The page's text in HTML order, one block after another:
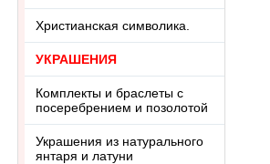
Христианская символика.
УКРАШЕНИЯ
Комплекты и браслеты с
посеребрением и позолотой
Украшения из натурального
янтаря и латуни